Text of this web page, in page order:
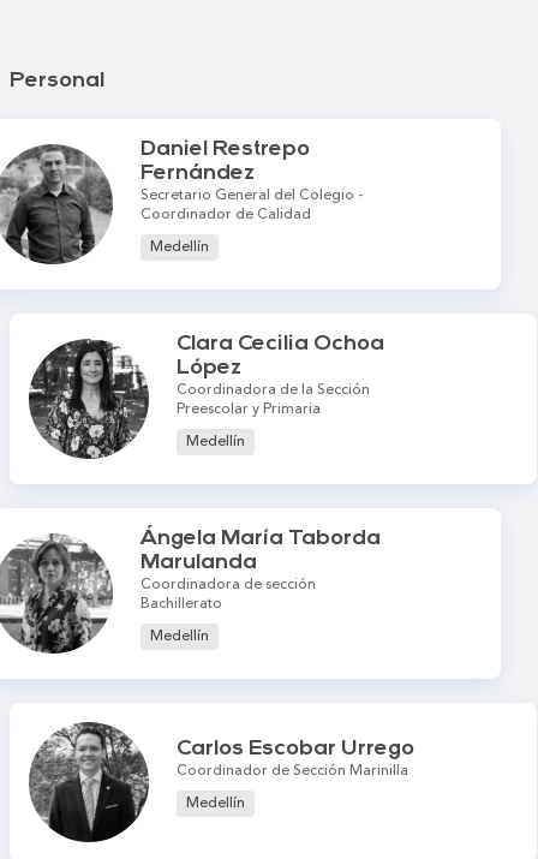
Personal
Daniel Restrepo
Fernández
Secretario General del Colegio -
Coordinador de Calidad
Medellín
Clara Cecilia Ochoa
López
Coordinadora de la Sección
Preescolar y Primaria
Medellín
Ángela María Taborda
Marulanda
Coordinadora de sección
Bachillerato
Medellín
Carlos Escobar Urrego
Coordinador de Sección Marinilla
Medellín